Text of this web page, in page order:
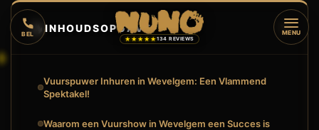
BEL
★★★★★134 REVIEWS
MENU
🔥INHOUDSOPGAVE ▼
Vuurspuwer Inhuren in Wevelgem: Een Vlammend
Spektakel!
Waarom een Vuurshow in Wevelgem een Succes is